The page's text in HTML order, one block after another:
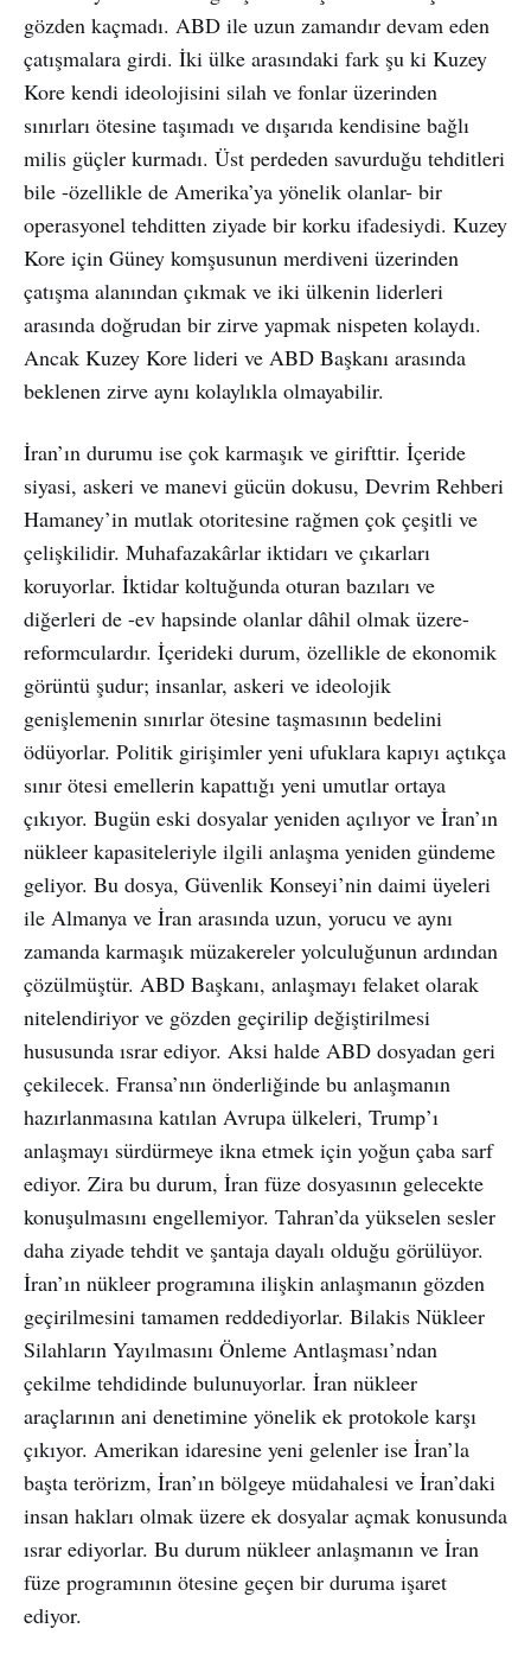
gözden kaçmadı. ABD ile uzun zamandır devam eden
çatışmalara girdi. İki ülke arasındaki fark şu ki Kuzey
Kore kendi ideolojisini silah ve fonlar üzerinden
sınırları ötesine taşımadı ve dışarıda kendisine bağlı
milis güçler kurmadı. Üst perdeden savurduğu tehditleri
bile -özellikle de Amerika’ya yönelik olanlar- bir
operasyonel tehditten ziyade bir korku ifadesiydi. Kuzey
Kore için Güney komşusunun merdiveni üzerinden
çatışma alanından çıkmak ve iki ülkenin liderleri
arasında doğrudan bir zirve yapmak nispeten kolaydı.
Ancak Kuzey Kore lideri ve ABD Başkanı arasında
beklenen zirve aynı kolaylıkla olmayabilir.
İran’ın durumu ise çok karmaşık ve girifttir. İçeride
siyasi, askeri ve manevi gücün dokusu, Devrim Rehberi
Hamaney’in mutlak otoritesine rağmen çok çeşitli ve
çelişkilidir. Muhafazakârlar iktidarı ve çıkarları
koruyorlar. İktidar koltuğunda oturan bazıları ve
diğerleri de -ev hapsinde olanlar dâhil olmak üzere-
reformculardır. İçerideki durum, özellikle de ekonomik
görüntü şudur; insanlar, askeri ve ideolojik
genişlemenin sınırlar ötesine taşmasının bedelini
ödüyorlar. Politik girişimler yeni ufuklara kapıyı açtıkça
sınır ötesi emellerin kapattığı yeni umutlar ortaya
çıkıyor. Bugün eski dosyalar yeniden açılıyor ve İran’ın
nükleer kapasiteleriyle ilgili anlaşma yeniden gündeme
geliyor. Bu dosya, Güvenlik Konseyi’nin daimi üyeleri
ile Almanya ve İran arasında uzun, yorucu ve aynı
zamanda karmaşık müzakereler yolculuğunun ardından
çözülmüştür. ABD Başkanı, anlaşmayı felaket olarak
nitelendiriyor ve gözden geçirilip değiştirilmesi
hususunda ısrar ediyor. Aksi halde ABD dosyadan geri
çekilecek. Fransa’nın önderliğinde bu anlaşmanın
hazırlanmasına katılan Avrupa ülkeleri, Trump’ı
anlaşmayı sürdürmeye ikna etmek için yoğun çaba sarf
ediyor. Zira bu durum, İran füze dosyasının gelecekte
konuşulmasını engellemiyor. Tahran’da yükselen sesler
daha ziyade tehdit ve şantaja dayalı olduğu görülüyor.
İran’ın nükleer programına ilişkin anlaşmanın gözden
geçirilmesini tamamen reddediyorlar. Bilakis Nükleer
Silahların Yayılmasını Önleme Antlaşması’ndan
çekilme tehdidinde bulunuyorlar. İran nükleer
araçlarının ani denetimine yönelik ek protokole karşı
çıkıyor. Amerikan idaresine yeni gelenler ise İran’la
başta terörizm, İran’ın bölgeye müdahalesi ve İran’daki
insan hakları olmak üzere ek dosyalar açmak konusunda
ısrar ediyorlar. Bu durum nükleer anlaşmanın ve İran
füze programının ötesine geçen bir duruma işaret
ediyor.